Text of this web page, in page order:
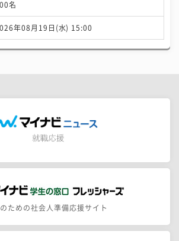
名
年08月19日(水) 15:00
ための社会人準備応援サイト